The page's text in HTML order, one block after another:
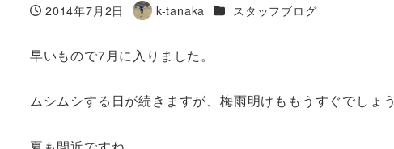
投稿日
2014年7月2日
著
k-tanaka カテゴリー
スタッフブログ
早いもので7月に入りました。
ムシムシする日が続きますが、梅雨明けももうすぐでしょう